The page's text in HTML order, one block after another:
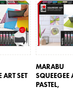
ART SET
MARABU
SQUEEGEE
PASTEL,